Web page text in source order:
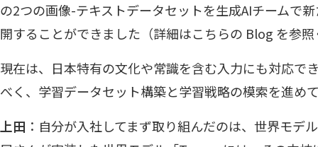
の2つの画像-テキストデータセットを生成AIチームで
開することができました（詳細はこちらの Blog を参
現在は、日本特有の文化や常識を含む入力にも対応で
べく、学習データセット構築と学習戦略の模索を進め
上田 ：自分が入社してまず取り組んだのは、世界モデ